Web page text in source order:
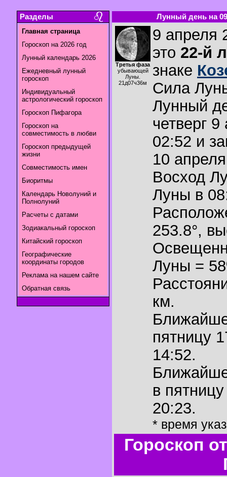
Разделы
Главная страница
Гороскоп на 2026 год
Лунный календарь 2026
Ежедневный лунный
гороскоп
Индивидуальный
астрологический гороскоп
Гороскоп Пифагора
Гороскоп на
совместимость в любви
Гороскоп предыдущей
жизни
Совместимость имен
Биоритмы
Календарь Новолуний и
Полнолуний
Расчеты с датами
Зодиакальный гороскоп
Китайский гороскоп
Географические
координаты городов
Реклама на нашем сайте
Обратная связь
Лунный день на
Третья фаза
убывающей
Луны.
21д07ч36м
9 апреля
это 22-й
знаке
Сила
Лунный
четверг
02:52 и
10
Восход
Луны в
253.8°,
Луны =
км.
пятницу
14:52.
в
20:23.
* время
Гороскоп